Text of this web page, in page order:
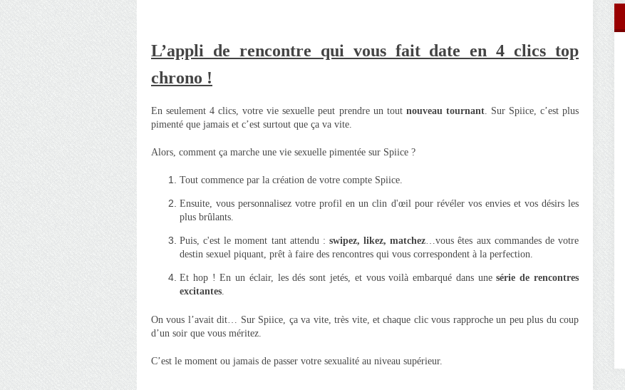
L’appli de rencontre qui vous fait date en 4 clics top
chrono !
En seulement 4 clics, votre vie sexuelle peut prendre un tout nouveau tournant. Sur Spiice, c’est plus
pimenté que jamais et c’est surtout que ça va vite.
Alors, comment ça marche une vie sexuelle pimentée sur Spiice ?
Tout commence par la création de votre compte Spiice.
Ensuite, vous personnalisez votre profil en un clin d'œil pour révéler vos envies et vos désirs les
plus brûlants.
Puis, c'est le moment tant attendu : swipez, likez, matchez…vous êtes aux commandes de votre
destin sexuel piquant, prêt à faire des rencontres qui vous correspondent à la perfection.
Et hop ! En un éclair, les dés sont jetés, et vous voilà embarqué dans unesérie de rencontres
excitantes.
On vous l’avait dit… Sur Spiice, ça va vite, très vite, et chaque clic vous rapproche un peu plus du coup
d’un soir que vous méritez.
C’est le moment ou jamais de passer votre sexualité au niveau supérieur.